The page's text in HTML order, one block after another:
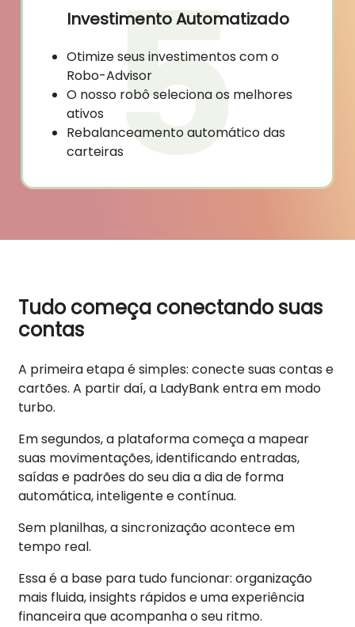
Investimento Automatizado
Otimize seus investimentos com o
Robo-Advisor
O nosso robô seleciona os melhores
ativos
Rebalanceamento automático das
carteiras
Tudo começa conectando suas
contas
A primeira etapa é simples: conecte suas contas e
cartões. A partir daí, a LadyBank entra em modo
turbo.
Em segundos, a plataforma começa a mapear
suas movimentações, identificando entradas,
saídas e padrões do seu dia a dia de forma
automática, inteligente e contínua.
Sem planilhas, a sincronização acontece em
tempo real.
Essa é a base para tudo funcionar: organização
mais fluida, insights rápidos e uma experiência
financeira que acompanha o seu ritmo.